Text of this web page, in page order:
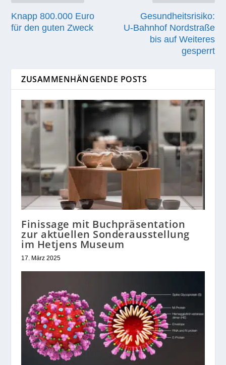
Knapp 800.000 Euro
für den guten Zweck
Gesundheitsrisiko:
U‑Bahnhof Nordstraße
bis auf Weiteres
gesperrt
ZUSAMMENHÄNGENDE POSTS
Finissage mit Buchpräsentation
zur aktuellen Sonderausstellung
im Hetjens Museum
17. März 2025